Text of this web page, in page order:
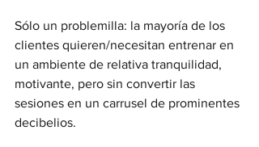
Sólo un problemilla: la mayoría de los
clientes quieren/necesitan entrenar en
un ambiente de relativa tranquilidad,
motivante, pero sin convertir las
sesiones en un carrusel de prominentes
decibelios.